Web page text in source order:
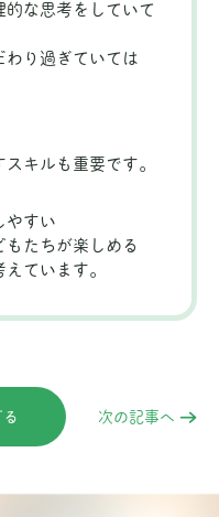
な思考をしていて
わり過ぎていては
キルも重要です。
やすい
たちが楽しめる
ています。
次の記事へ